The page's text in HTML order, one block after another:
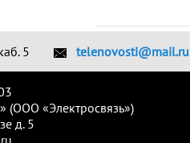
5 telenovosti@mail.ru
(ООО «Электросвязь»)
д. 5